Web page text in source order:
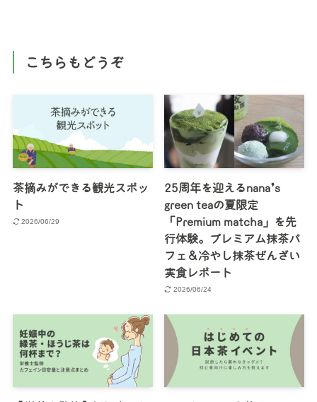
こちらもどうぞ
茶摘みができる観光スポッ
ト
2026/06/29
25周年を迎えるnana’s
green teaの夏限定
「Premium matcha」を先
行体験。プレミアム抹茶パ
フェ＆冷やし抹茶ぜんざい
実食レポート
2026/06/24